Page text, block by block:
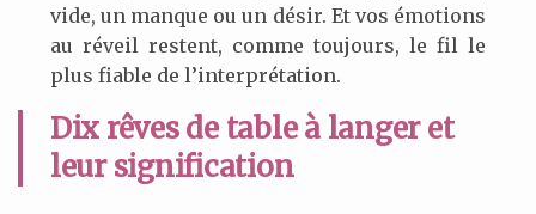
vide, un manque ou un désir. Et vos émotions
au réveil restent, comme toujours, le fil le
plus fiable de l’interprétation.
Dix rêves de table à langer et
leur signification